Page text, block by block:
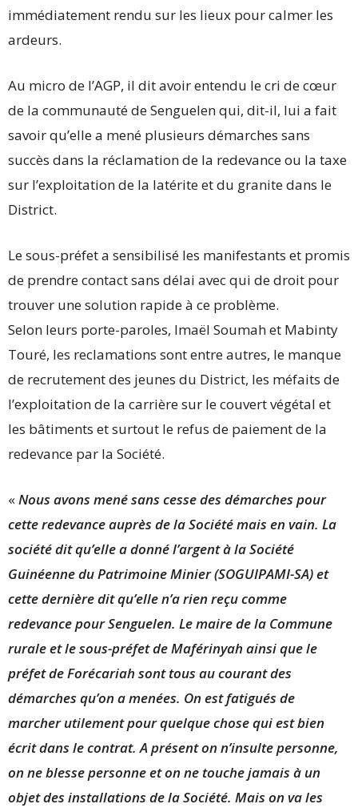
immédiatement rendu sur les lieux pour calmer les
ardeurs.
Au micro de l’AGP, il dit avoir entendu le cri de cœur
de la communauté de Senguelen qui, dit-il, lui a fait
savoir qu’elle a mené plusieurs démarches sans
succès dans la réclamation de la redevance ou la taxe
sur l’exploitation de la latérite et du granite dans le
District.
Le sous-préfet a sensibilisé les manifestants et promis
de prendre contact sans délai avec qui de droit pour
trouver une solution rapide à ce problème.
Selon leurs porte-paroles, Imaël Soumah et Mabinty
Touré, les reclamations sont entre autres, le manque
de recrutement des jeunes du District, les méfaits de
l’exploitation de la carrière sur le couvert végétal et
les bâtiments et surtout le refus de paiement de la
redevance par la Société.
« Nous avons mené sans cesse des démarches pour
cette redevance auprès de la Société mais en vain. La
société dit qu’elle a donné l’argent à la Société
Guinéenne du Patrimoine Minier (SOGUIPAMI-SA) et
cette dernière dit qu’elle n’a rien reçu comme
redevance pour Senguelen. Le maire de la Commune
rurale et le sous-préfet de Maférinyah ainsi que le
préfet de Forécariah sont tous au courant des
démarches qu’on a menées. On est fatigués de
marcher utilement pour quelque chose qui est bien
écrit dans le contrat. A présent on n’insulte personne,
on ne blesse personne et on ne touche jamais à un
objet des installations de la Société. Mais on va les